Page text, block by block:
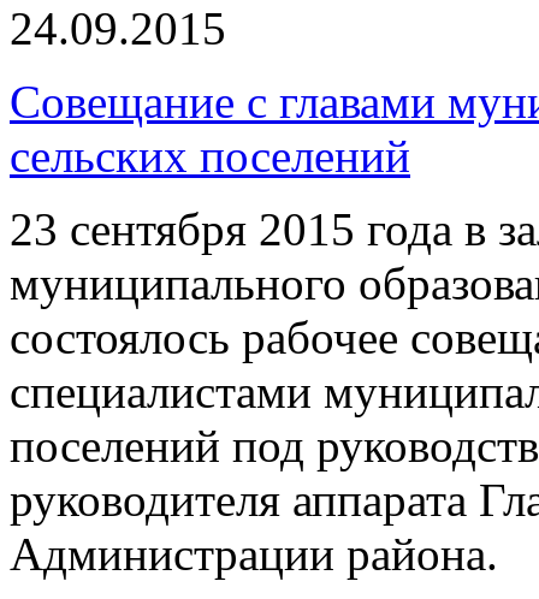
24.09.2015
Совещание с главами
сельских поселений
23 сентября 2015 года в
муниципального
состоялось рабочее
специалистами
поселений под
руководителя аппарата
Администрации района.